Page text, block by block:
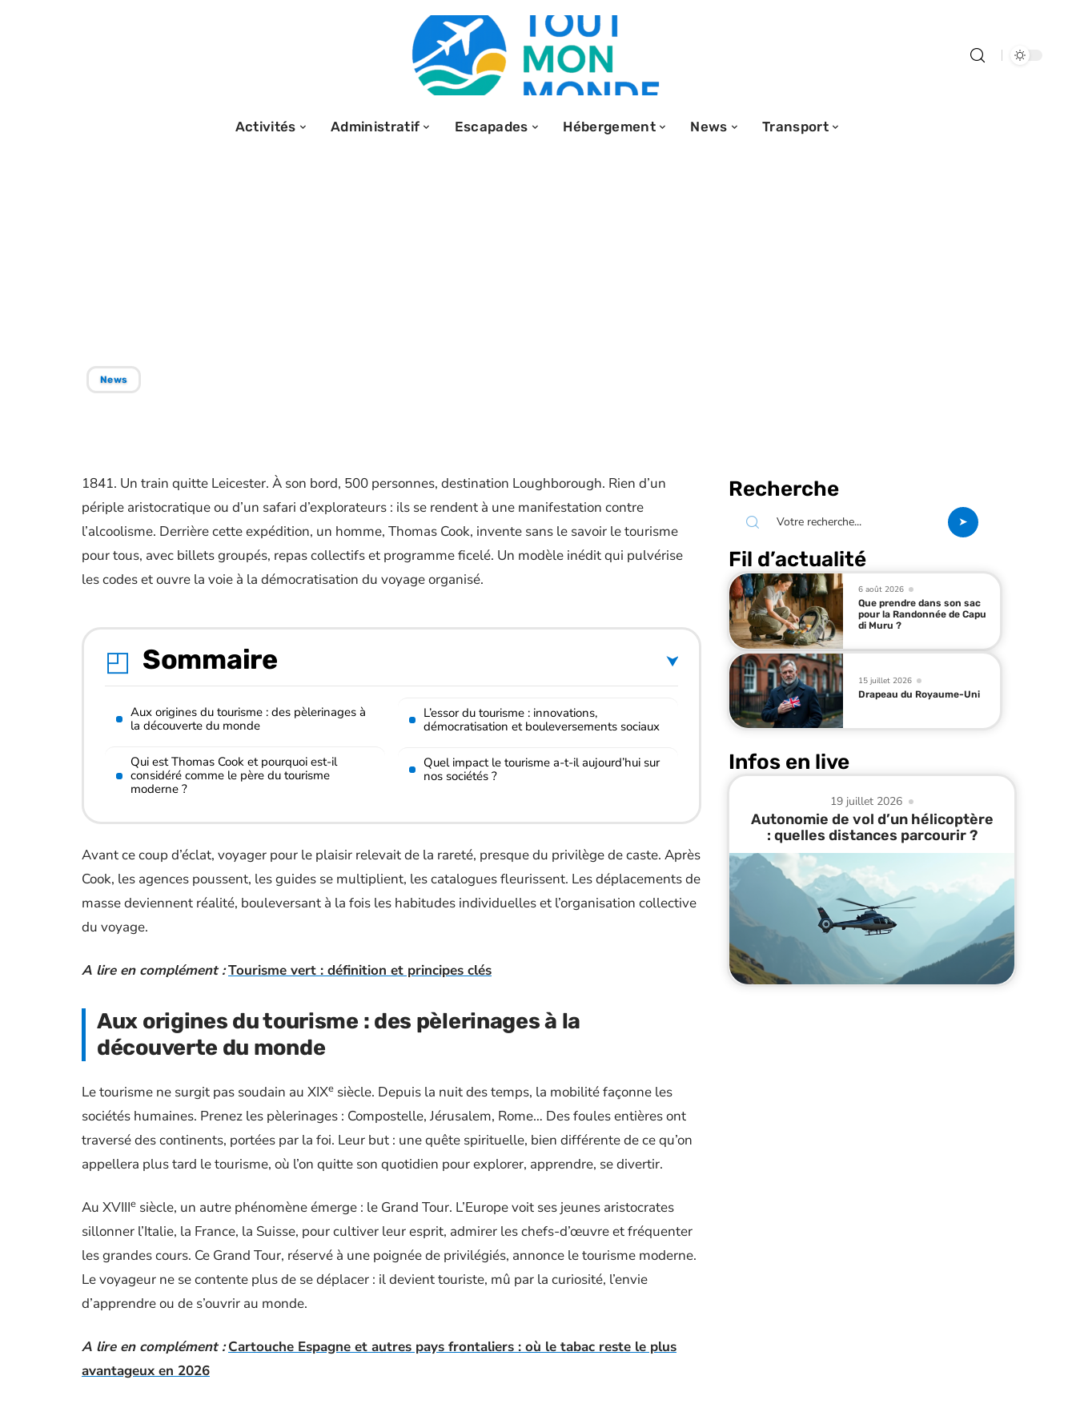
Activités Administratif Escapades Hébergement News Transport
News
1841. Un train quitte Leicester. À son bord, 500 personnes, destination Loughborough. Rien d’un
périple aristocratique ou d’un safari d’explorateurs : ils se rendent à une manifestation contre
l’alcoolisme. Derrière cette expédition, un homme, Thomas Cook, invente sans le savoir le tourisme
pour tous, avec billets groupés, repas collectifs et programme ficelé. Un modèle inédit qui pulvérise
les codes et ouvre la voie à la démocratisation du voyage organisé.
Sommaire
Aux origines du tourisme : des pèlerinages à
la découverte du monde
Qui est Thomas Cook et pourquoi est-il
considéré comme le père du tourisme
moderne ?
L’essor du tourisme : innovations,
démocratisation et bouleversements sociaux
Quel impact le tourisme a-t-il aujourd’hui sur
nos sociétés ?
Avant ce coup d’éclat, voyager pour le plaisir relevait de la rareté, presque du privilège de caste. Après
Cook, les agences poussent, les guides se multiplient, les catalogues fleurissent. Les déplacements de
masse deviennent réalité, bouleversant à la fois les habitudes individuelles et l’organisation collective
du voyage.
A lire en complément :Tourisme vert : définition et principes clés
Aux origines du tourisme : des pèlerinages à la
découverte du monde
Le tourisme ne surgit pas soudain au XIXe siècle. Depuis la nuit des temps, la mobilité façonne les
sociétés humaines. Prenez les pèlerinages : Compostelle, Jérusalem, Rome… Des foules entières ont
traversé des continents, portées par la foi. Leur but : une quête spirituelle, bien différente de ce qu’on
appellera plus tard le tourisme, où l’on quitte son quotidien pour explorer, apprendre, se divertir.
Au XVIIIe siècle, un autre phénomène émerge : le Grand Tour. L’Europe voit ses jeunes aristocrates
sillonner l’Italie, la France, la Suisse, pour cultiver leur esprit, admirer les chefs-d’œuvre et fréquenter
les grandes cours. Ce Grand Tour, réservé à une poignée de privilégiés, annonce le tourisme moderne.
Le voyageur ne se contente plus de se déplacer : il devient touriste, mû par la curiosité, l’envie
d’apprendre ou de s’ouvrir au monde.
A lire en complément : Cartouche Espagne et autres pays frontaliers : où le tabac reste le plus
avantageux en 2026
Recherche
Fil d’actualité
6 août 2026
Que prendre dans son sac
pour la Randonnée de Capu
di Muru ?
15 juillet 2026
Drapeau du Royaume-Uni
Infos en live
19 juillet 2026
Autonomie de vol d’un hélicoptère
: quelles distances parcourir ?